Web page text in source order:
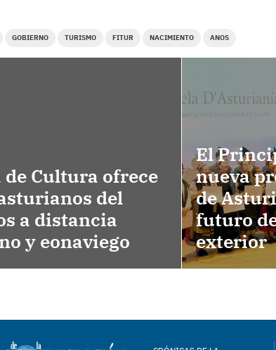
GOBIERNO TURISMO FITUR NACIMIENTO ANOS
de Cultura ofrece
del
a distancia
y eonaviego
El
nueva
de
futuro
exterior